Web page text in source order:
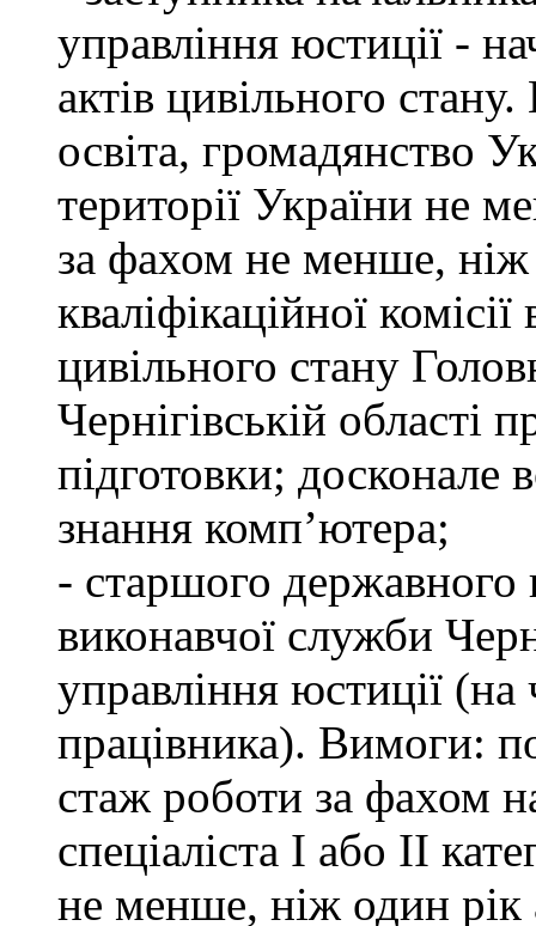
управління юстиції -
актів цивільного
освіта, громадянство
території України не
за фахом не менше, ніж
кваліфікаційної комісії
цивільного стану
Чернігівській області
підготовки;
знання комп’ютера;
- старшого державного
виконавчої служби
управління юстиції (на
працівника). Вимоги:
стаж роботи за фахом
спеціаліста І або ІІ
не менше, ніж один